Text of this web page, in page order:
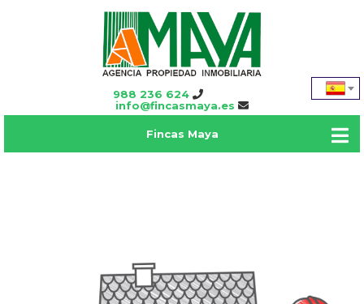
988 236 624
info@fincasmaya.es
Fincas Maya